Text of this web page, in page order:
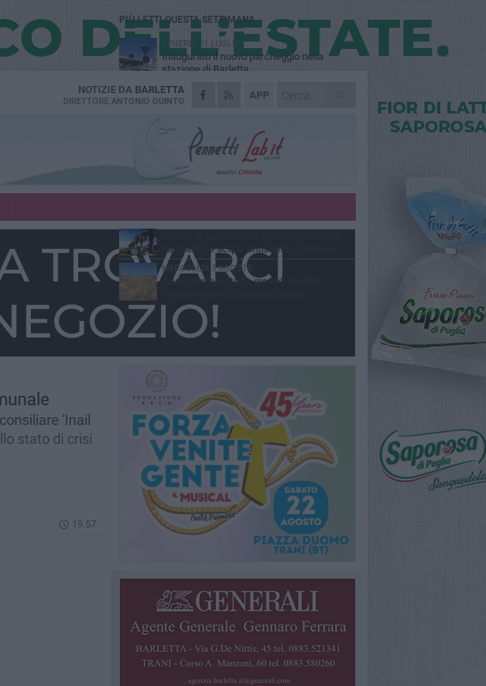
APP
NOTIZIE DA BARLETTA
DIRETTORE ANTONIO QUINTO
'Inail
stato di crisi
19.57
PIÙ LETTI QUESTA SETTIMANA
VENERDÌ 31 LUGLIO
Inaugurato il nuovo parcheggio nella
stazione di Barletta
MERCOLEDÌ 5 AGOSTO
Barletta piange Gioacchino Dagnello:
GIOVEDÌ 30 LUGLIO
Rapina all'Ipercoop di Barletta: nel mirino la
gioielleria, banditi in fuga
DOMENICA 2 AGOSTO
Beni confiscati alla mafia. Nasce il servizio
VENERDÌ 31 LUGLIO
balneabili le acque antistanti il Canale H
MERCOLEDÌ 5 AGOSTO
Jova Summer Party, giovedì mattina